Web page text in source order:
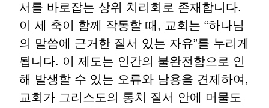
서를 바로잡는 상위 치리회로 존재합니다.
이 세 축이 함께 작동할 때 , 교회는 “하나님
의 말씀에 근거한 질서 있는 자유”를 누리게
됩니다. 이 제도는 인간의 불완전함으로 인
해 발생할 수 있는 오류와 남용을 견제하여 ,
교회가 그리스도의 통치 질서 안에 머물도